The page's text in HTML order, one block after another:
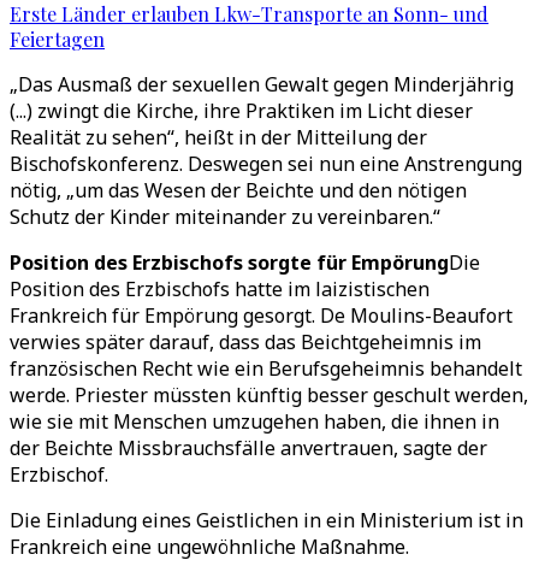
Erste Länder erlauben Lkw-Transporte an Sonn- und
Feiertagen
„Das Ausmaß der sexuellen Gewalt gegen Minderjährig
(...) zwingt die Kirche, ihre Praktiken im Licht dieser
Realität zu sehen“, heißt in der Mitteilung der
Bischofskonferenz. Deswegen sei nun eine Anstrengung
nötig, „um das Wesen der Beichte und den nötigen
Schutz der Kinder miteinander zu vereinbaren.“
Position des Erzbischofs sorgte für EmpörungDie
Position des Erzbischofs hatte im laizistischen
Frankreich für Empörung gesorgt. De Moulins-Beaufort
verwies später darauf, dass das Beichtgeheimnis im
französischen Recht wie ein Berufsgeheimnis behandelt
werde. Priester müssten künftig besser geschult werden,
wie sie mit Menschen umzugehen haben, die ihnen in
der Beichte Missbrauchsfälle anvertrauen, sagte der
Erzbischof.
Die Einladung eines Geistlichen in ein Ministerium ist in
Frankreich eine ungewöhnliche Maßnahme.